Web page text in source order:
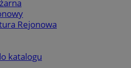
Rejonowa
katalogu